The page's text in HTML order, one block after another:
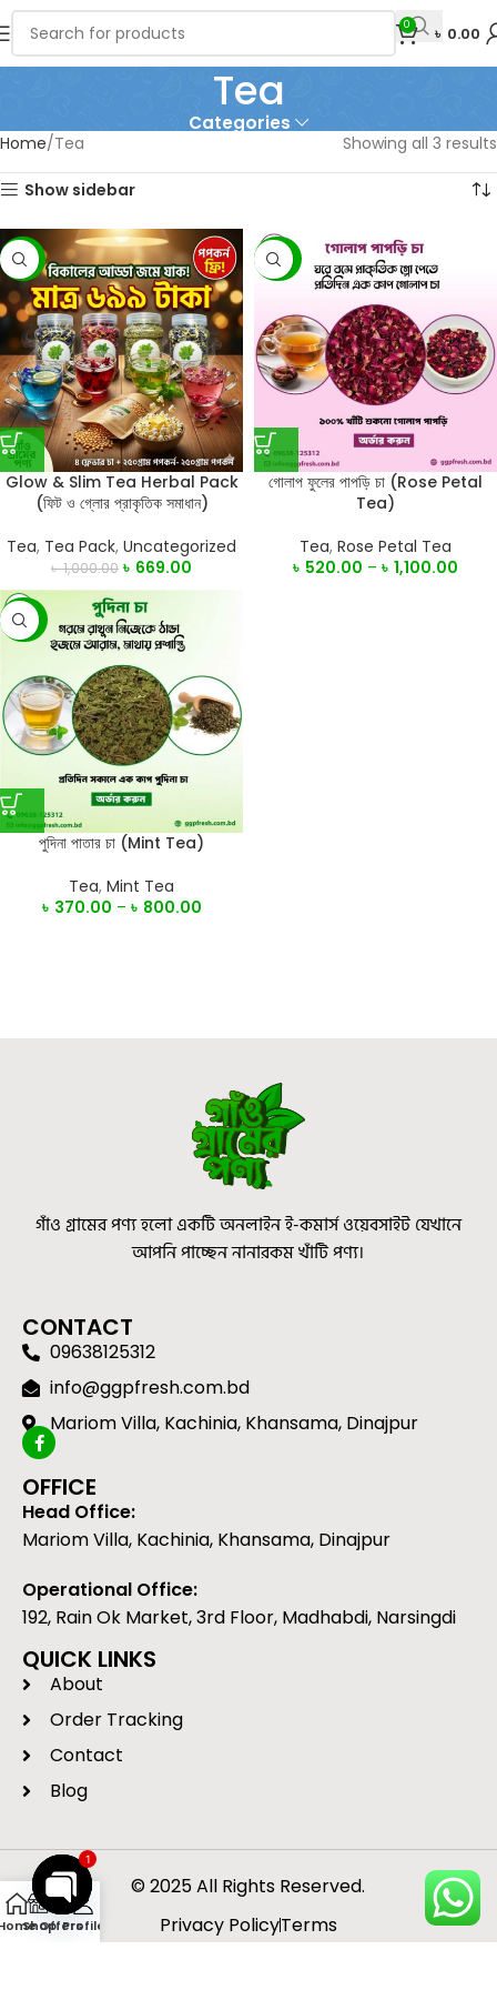
0 ৳ 0.00
Tea
Categories
Home Tea Showing all 3 results
Show sidebar
-33%
Glow & Slim Tea Herbal Pack
(ফিট ও গ্লোর প্রাকৃতিক সমাধান)
Tea, Tea Pack, Uncategorized
৳1,000.00 ৳ 669.00
-20%
গোলাপ ফুলের পাপড়ি চা (Rose Petal
Tea)
Tea, Rose Petal Tea
৳ 520.00 – ৳ 1,100.00
-20%
পুদিনা পাতার চা (Mint Tea)
Tea, Mint Tea
৳ 370.00 – ৳ 800.00
গাঁও গ্রামের পণ্য হলো একটি অনলাইন ই-কমার্স ওয়েবসাইট যেখানে
আপনি পাচ্ছেন নানারকম খাঁটি পণ্য।
CONTACT
09638125312
info@ggpfresh.com.bd
Mariom Villa, Kachinia, Khansama, Dinajpur
OFFICE
Head Office:
Mariom Villa, Kachinia, Khansama, Dinajpur
Operational Office:
192, Rain Ok Market, 3rd Floor, Madhabdi, Narsingdi
QUICK LINKS
About
Order Tracking
Contact
Blog
© 2025 All Rights Reserved.
Privacy PolicyTerms
ShopOffersProfile
Open
1